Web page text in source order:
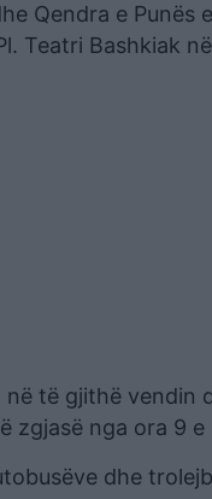
Qendra e Punës
Teatri Bashkiak
të gjithë vendin
nga ora 9
dhe